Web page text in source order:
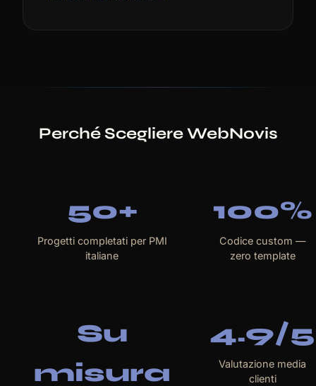
Perché Scegliere WebNovis
50+
Progetti completati per PMI
italiane
100%
Codice custom —
zero template
Su
misura
4.9/5
Valutazione media
clienti